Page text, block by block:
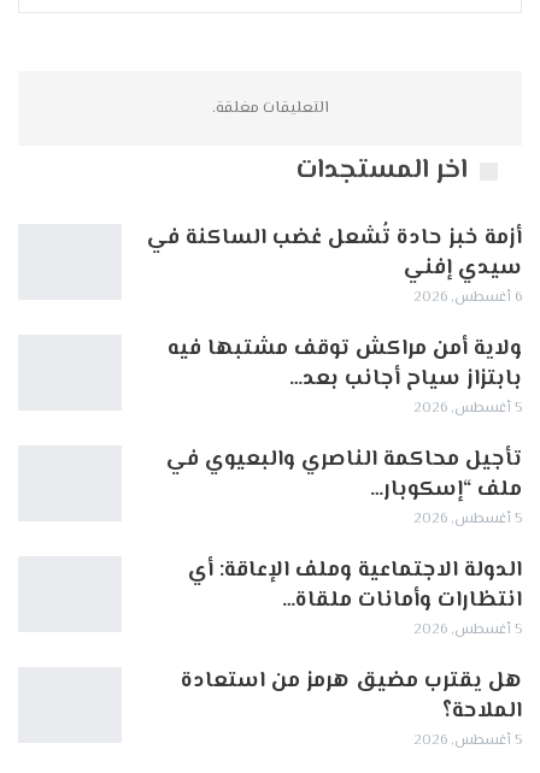
التعليقات مغلقة.
اخر المستجدات
أزمة خبز حادة تُشعل غضب الساكنة في
سيدي إفني
6 أغسطس, 2026
ولاية أمن مراكش توقف مشتبها فيه
بابتزاز سياح أجانب بعد…
5 أغسطس, 2026
تأجيل محاكمة الناصري والبعيوي في
ملف “إسكوبار…
5 أغسطس, 2026
الدولة الاجتماعية وملف الإعاقة: أي
انتظارات وأمانات ملقاة…
5 أغسطس, 2026
هل يقترب مضيق هرمز من استعادة
الملاحة؟
5 أغسطس, 2026